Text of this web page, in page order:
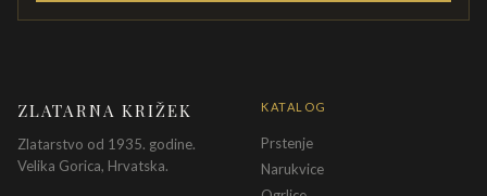
ZLATARNA KRIŽEK
Zlatarstvo od 1935. godine.
Velika Gorica, Hrvatska.
KATALOG
Prstenje
Narukvice